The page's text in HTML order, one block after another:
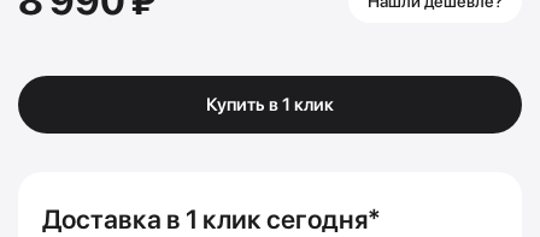
Купить в 1 клик
Доставка в 1 клик сегодня*